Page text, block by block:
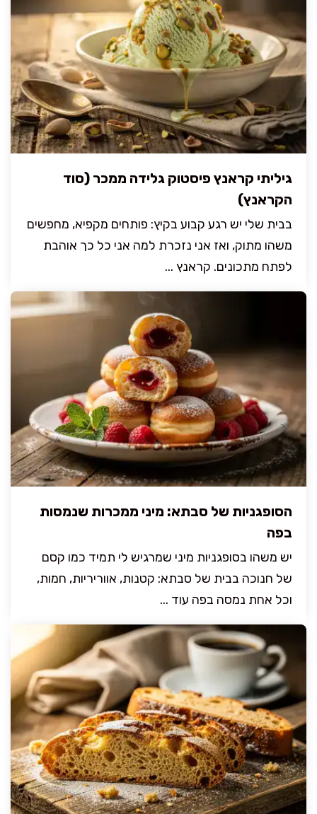
גיליתי קראנץ פיסטוק גלידה ממכר (סוד
הקראנץ)
בבית שלי יש רגע קבוע בקיץ: פותחים מקפיא, מחפשים
משהו מתוק, ואז אני נזכרת למה אני כל כך אוהבת
לפתח מתכונים. קראנץ ...
הסופגניות של סבתא: מיני ממכרות שנמסות
בפה
יש משהו בסופגניות מיני שמרגיש לי תמיד כמו קסם
של חנוכה בבית של סבתא: קטנות, אווריריות, חמות,
וכל אחת נמסה בפה עוד ...